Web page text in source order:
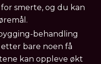
smerte, og du kan
behandling
bare noen få
kan oppleve økt